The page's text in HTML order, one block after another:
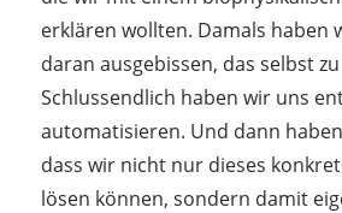
erklären wollten. Damals haben
daran ausgebissen, das selbst
Schlussendlich haben wir uns
automatisieren. Und dann
dass wir nicht nur dieses
lösen können, sondern damit